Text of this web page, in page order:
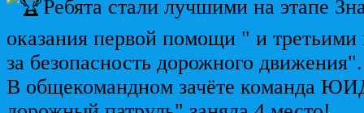
Ребята стали лучшими на этапе
оказания первой помощи " и третьими
за безопасность дорожного движения".
В общекомандном зачёте команда